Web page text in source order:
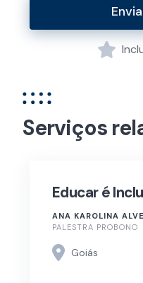
Serviços
Educar é
ANA KAROLINA
PALESTRA PROBONO
Goiás